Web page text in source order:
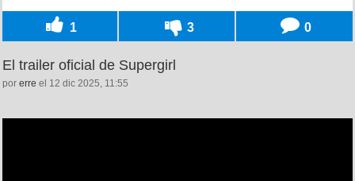
1 3 0
El trailer oficial de Supergirl
por erre el 12 dic 2025, 11:55